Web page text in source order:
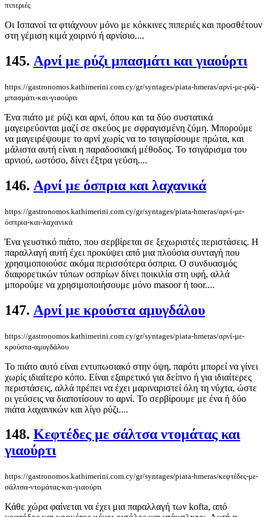
πιπεριές
Οι Ισπανοί τα φτιάχνουν μόνο με κόκκινες πιπεριές και προσθέτουν
στη γέμιση κιμά χοιρινό ή αρνίσιο....
145. Αρνί με ρύζι μπασμάτι και γιαούρτι
https://gastronomos.kathimerini.com.cy/gr/syntages/piata-hmeras/αρνί-με-ρύζι-
μπασμάτι-και-γιαούρτι
Ένα πιάτο με ρύζι και αρνί, όπου και τα δύο συστατικά
μαγειρεύονται μαζί σε σκεύος με σφραγισμένη ζύμη. Μπορούμε
να μαγειρέψουμε το αρνί χωρίς να το τσιγαρίσουμε πρώτα, και
μάλιστα αυτή είναι η παραδοσιακή μέθοδος. Το τσιγάρισμα του
αρνιού, ωστόσο, δίνει έξτρα γεύση....
146. Αρνί με όσπρια και λαχανικά
https://gastronomos.kathimerini.com.cy/gr/syntages/piata-hmeras/αρνί-με-
όσπρια-και-λαχανικά
Ένα γευστικό πιάτο, που σερβίρεται σε ξεχωριστές περιστάσεις. Η
παραλλαγή αυτή έχει προκύψει από μια πλούσια συνταγή που
χρησιμοποιούσε ακόμα περισσότερα όσπρια. Ο συνδυασμός
διαφορετικών τύπων οσπρίων δίνει ποικιλία στη υφή, αλλά
μπορούμε να χρησιμοποιήσουμε μόνο masoor ή toor....
147. Αρνί με κρούστα αμυγδάλου
https://gastronomos.kathimerini.com.cy/gr/syntages/piata-hmeras/αρνί-με-
κρούστα-αμυγδάλου
Το πιάτο αυτό είναι εντυπωσιακό στην όψη, παρότι μπορεί να γίνει
χωρίς ιδιαίτερο κόπο. Είναι εξαιρετικό για δείπνο ή για ιδιαίτερες
περιστάσεις, αλλά πρέπει να έχει μαριναριστεί όλη τη νύχτα, ώστε
οι γεύσεις να διαποτίσουν το αρνί. Το σερβίρουμε με ένα ή δύο
πιάτα λαχανικών και λίγο ρύζι....
148. Κεφτέδες με σάλτσα ντομάτας και
γιαούρτι
https://gastronomos.kathimerini.com.cy/gr/syntages/piata-hmeras/κεφτέδες-με-
σάλτσα-ντομάτας-και-γιαούρτι
Κάθε χώρα φαίνεται να έχει μια παραλλαγή των kofta, από